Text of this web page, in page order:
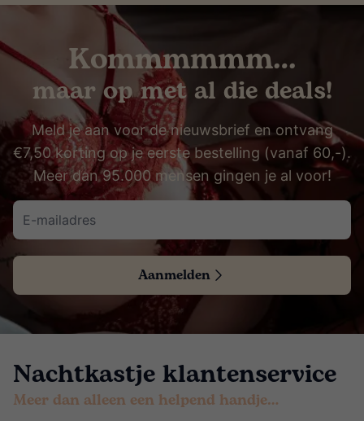
Kommmmmm…
maar op met al die deals!
Meld je aan voor de nieuwsbrief en ontvang
€7,50 korting op je eerste bestelling (vanaf 60,-).
Meer dan 95.000 mensen gingen je al voor!
Aanmelden
Nachtkastje klantenservice
Meer dan alleen een helpend handje…